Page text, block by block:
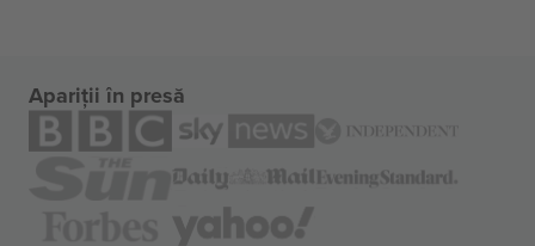
Apariții în presă